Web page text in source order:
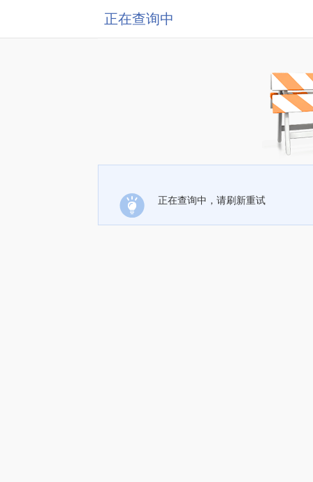
正在查询中
正在查询中，请刷新重试